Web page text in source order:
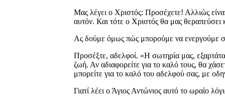
Μας λέγει ο Χριστός: Προσέχετε! Αλλιώς
αυτόν. Και τότε ο Χριστός θα μας θεραπεύσει
Ας δούμε όμως πώς μπορούμε να ενεργούμε
Προσέξτε, αδελφοί. «Η σωτηρία μας,
ζωή. Αν αδιαφορείτε για το καλό τους, θα
μπορείτε για το καλό του αδελφού σας, με
Γιατί λέει ο Άγιος Αντώνιος αυτό το ωραίο